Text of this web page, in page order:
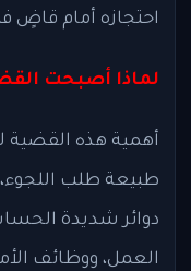
احتجازه أمام قاضٍ
لماذا أصبحت
أهمية هذه القضية
طبيعة طلب
دوائر شديدة
العمل، ووظائف